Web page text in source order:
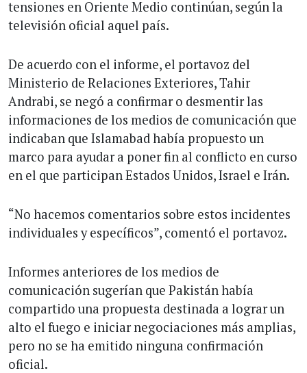
tensiones en Oriente Medio continúan, según la
televisión oficial aquel país.
De acuerdo con el informe, el portavoz del
Ministerio de Relaciones Exteriores, Tahir
Andrabi, se negó a confirmar o desmentir las
informaciones de los medios de comunicación que
indicaban que Islamabad había propuesto un
marco para ayudar a poner fin al conflicto en curso
en el que participan Estados Unidos, Israel e Irán.
“No hacemos comentarios sobre estos incidentes
individuales y específicos”, comentó el portavoz.
Informes anteriores de los medios de
comunicación sugerían que Pakistán había
compartido una propuesta destinada a lograr un
alto el fuego e iniciar negociaciones más amplias,
pero no se ha emitido ninguna confirmación
oficial.